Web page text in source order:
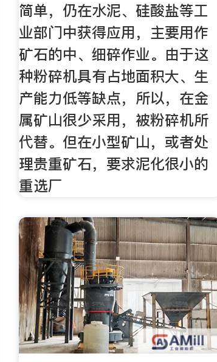
简单，仍在水泥、硅酸盐等工
业部门中获得应用，主要用作
矿石的中、细碎作业。由于这
种粉碎机具有占地面积大、生
产能力低等缺点，所以，在金
属矿山很少采用，被粉碎机所
代替。但在小型矿山，或者处
理贵重矿石，要求泥化很小的
重选厂